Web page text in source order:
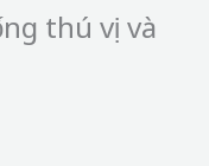
thú vị và